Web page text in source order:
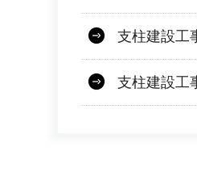
支柱建設工
支柱建設工